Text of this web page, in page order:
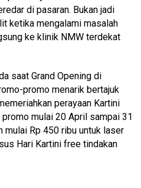
di pasaran. Bukan jadi
ketika mengalami masalah
ke klinik NMW terdekat
saat Grand Opening di
promo menarik bertajuk
perayaan Kartini
mulai 20 April sampai 31
mulai Rp 450 ribu untuk laser
Hari Kartini free tindakan